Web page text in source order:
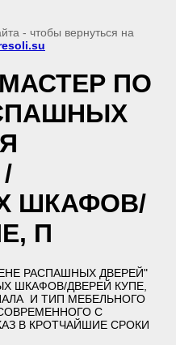
- чтобы вернуться на
ПО
ШКАФОВ/
П
РАСПАШНЫХ ДВЕРЕЙ"
ШКАФОВ/ДВЕРЕЙ КУПЕ,
И ТИП МЕБЕЛЬНОГО
С
В КРОТЧАЙШИЕ СРОКИ